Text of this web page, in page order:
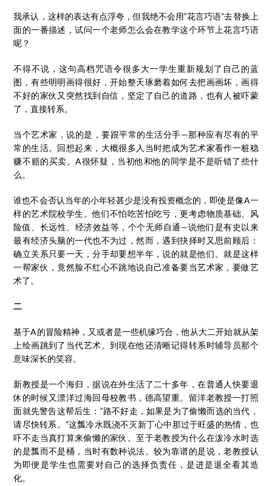
我承认，这样的表达有点浮夸，但我绝不会用“花言巧语”去替换上
面的一番描述，试问一个老师怎么会在教学这个环节上花言巧语
呢？
不得不说，这句高档咒语令很多大一学生重新规划了自己的蓝
图，有些明明画得很好，开始整天琢磨着如何去把画画坏，画得
不好的家伙又突然找到自信，坚定了自己的道路，也有人被吓蒙
了，直接转系。
当个艺术家，说的是，要跟平常的生活分手—那种应有尽有的平
常的生活。回想起来，大概很多人当时把成为艺术家看作一桩稳
赚不赔的买卖。A很怀疑，当初他和他的同学是不是听错了些什
么。
谁也不会否认当年的小年轻甚少是没有投资概念的，即使是像A一
样的艺术院校学生。他们不怕吃苦怕吃亏，更考虑物质基础、风
险值、长远性、经济效益等，个个无师自通—说他们是有史以来
最有经济头脑的一代也不为过，然而，遇到抉择时又思前顾后：
确立关系只要一天，分手却要想半年，说的就是他们。就是这样
一帮家伙，竟然脸不红心不跳地说自己准备要当艺术家，要做艺
术了。
二
基于A的冒险精神，又或者是一些机缘巧合，他从大二开始就从架
上绘画跳到了当代艺术。到现在他还清晰记得转系时辅导员那个
意味深长的笑容。
新教授是一个海归，据说在外生活了二十多年，在普通人快要退
休的时候又漂洋过海回母校教书，德高望重。留洋老教授一打照
面就先警告这帮后生：“路不好走，如果是为了偷懒而选的当代，
请尽快转系。”这瓢冷水既浇不灭新丁心中那过于旺盛的热情，也
吓不走当真打算来偷懒的家伙。至于老教授为什么在泼冷水时选
的是瓢而不是桶，当时有数种说法。较为靠谱的是说，老教授认
为即便是学生也需要对自己的选择负责任，是进是退全看其造
化。